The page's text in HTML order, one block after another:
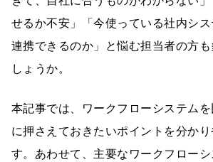
せるか不安」「今使っている社内シ
連携できるのか」と悩む担当者の方
しょうか。
本記事では、ワークフローシステム
に押さえておきたいポイントを分か
す。あわせて、主要なワークフロー